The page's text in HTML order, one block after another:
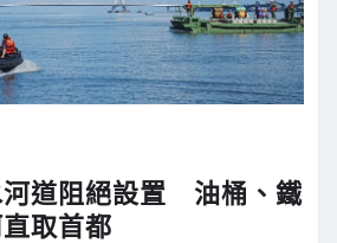
河道阻絕設置 油桶、鐵
取首都